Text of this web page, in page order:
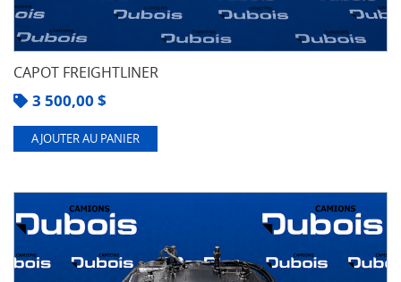
CAPOT FREIGHTLINER
3 500,00 $
AJOUTER AU PANIER